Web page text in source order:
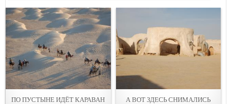
ПО ПУСТЫНЕ ИДЁТ КАРАВАН А ВОТ ЗДЕСЬ СНИМАЛИСЬ